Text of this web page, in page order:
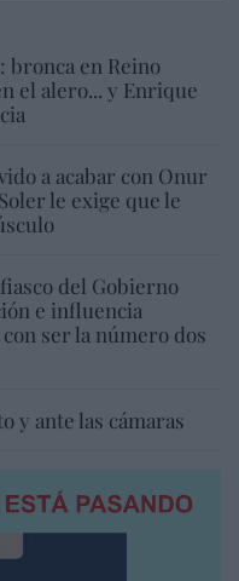
bronca en Reino
el alero... y Enrique
a acabar con Onur
le exige que le
del Gobierno
e influencia
ser la número dos
y ante las cámaras